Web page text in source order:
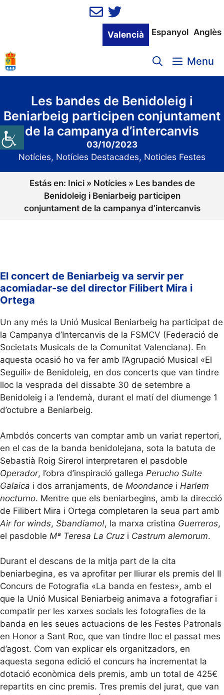
Valencià Espanyol Anglès
Menu
Les bandes de Benidoleig i
Beniarbeig participen conjuntament
de la campanya d’intercanvis
03/10/2023
Notícies, Notícies Destacades, Noticies Festes
Estás en: Inici» Notícies» Les bandes de
Benidoleig i Beniarbeig participen
conjuntament de la campanya d’intercanvis
El concert de Beniarbeig va servir per
acomiadar-se del director Filibert Mira i
Ortega
Un any més la Unió Musical Beniarbeig ha participat de
la Campanya d’Intercanvis de la FSMCV (Federació de
Societats Musicals de la Comunitat Valenciana). En
aquesta ocasió ho va fer amb l’Agrupació Musical «El
Seguili» de Benidoleig, en dos concerts que van tindre
lloc la vesprada del dissabte 30 de setembre a
Benidoleig i a l’endemà, durant el matí del diumenge 1
d’octubre a Beniarbeig.
Ambdós concerts van comptar amb un variat repertori,
en el cas de la banda benidolejana, sota la batuta de
Sebastià Roig Sirerol interpretaren el pasdoble
Operador, l’obra d’inspiració gallega Perucho Suite
Galaica i dos arranjaments, de Moondance i Harlem
nocturno. Mentre que els beniarbegins, amb la direcció
de Filibert Mira i Ortega completaren la seua part amb
Air for winds, Sbandiamo!, la marxa cristina Guerreros,
el pasdoble Mª Teresa La Cruz i Castrum alemorum.
Durant el descans de la mitja part de la cita
beniarbegina, es va aprofitar per lliurar els premis del II
Concurs de Fotografia «La banda en festes», amb el
que la Unió Musical Beniarbeig animava a fotografiar i
compatir per les xarxes socials les fotografies de la
banda en les seues actuacions de les Festes Patronals
en Honor a Sant Roc, que van tindre lloc el passat mes
d’agost. Com van explicar els organitzadors, en
aquesta segona edició el concurs ha incrementat la
dotació econòmica dels premis, amb un total de 425€
repartits en cinc premis. Tres premis del jurat, que van